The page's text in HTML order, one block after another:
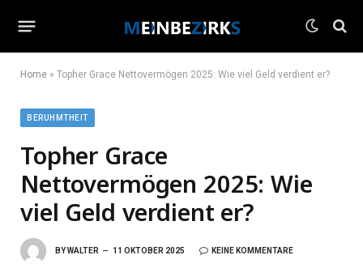
Home » Topher Grace Nettovermögen 2025: Wie viel Geld verdient er?
BERUHMTHEIT
Topher Grace
Nettovermögen 2025: Wie
viel Geld verdient er?
BYWALTER 11 OKTOBER 2025 KEINE KOMMENTARE